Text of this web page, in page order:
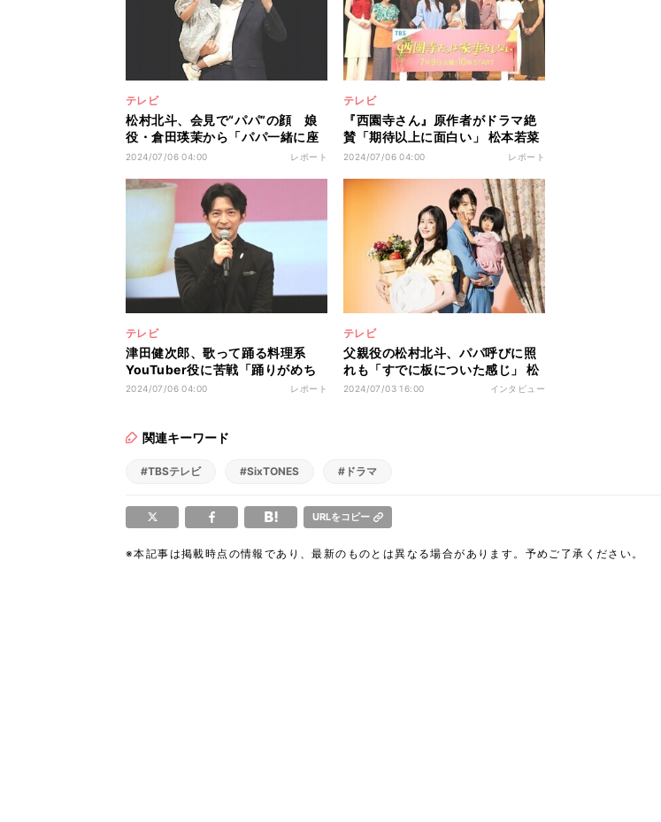
テレビ
松村北斗、会見で“パパ”の顔 娘
役・倉田瑛茉から「パパ一緒に座
りたい」とねだられ抱っこ
2024/07/06 04:00 レポート
テレビ
『西園寺さん』原作者がドラマ絶
賛「期待以上に面白い」 松本若菜
らの見た目も「そっくり」と太鼓
2024/07/06 04:00 レポート
テレビ
津田健次郎、歌って踊る料理系
YouTuber役に苦戦「踊りがめち
ゃめちゃ大変だった」
2024/07/06 04:00 レポート
テレビ
父親役の松村北斗、パパ呼びに照
れも「すでに板についた感じ」 松
本若菜も太鼓判「親子感が出来上
2024/07/03 16:00 インタビュー
関連キーワード
#TBSテレビ #SixTONES #ドラマ
URLをコピー
※本記事は掲載時点の情報であり、最新のものとは異なる場合があります。予めご了承ください。